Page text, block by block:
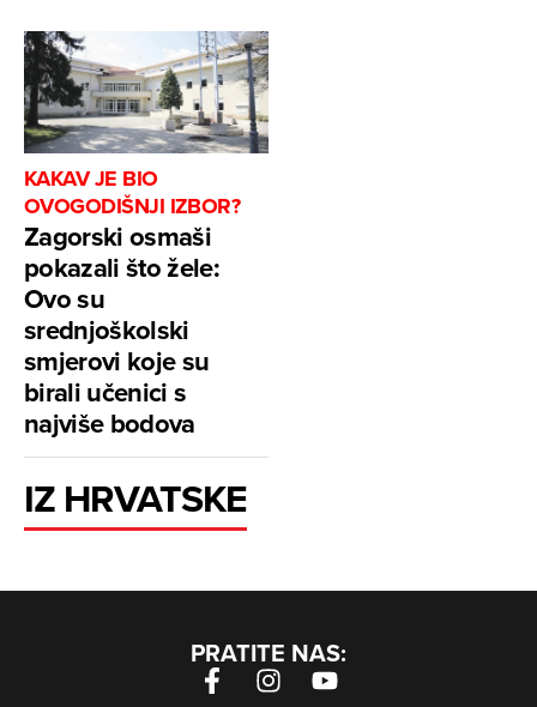
KAKAV JE BIO
OVOGODIŠNJI IZBOR?
Zagorski osmaši
pokazali što žele:
Ovo su
srednjoškolski
smjerovi koje su
birali učenici s
najviše bodova
IZ HRVATSKE
PRATITE NAS: